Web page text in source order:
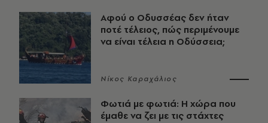
Αφού ο Οδυσσέας δεν ήταν
ποτέ τέλειος, πώς περιμένουμε
να είναι τέλεια η Οδύσσεια;
Νίκος Καραχάλιος
Φωτιά με φωτιά: Η χώρα που
έμαθε να ζει με τις στάχτες